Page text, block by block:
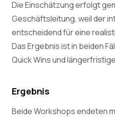
Die Einschätzung erfolgt
Geschäftsleitung, weil der
entscheidend für eine
Das Ergebnis ist in beiden
Quick Wins und
Ergebnis
Beide Workshops endeten